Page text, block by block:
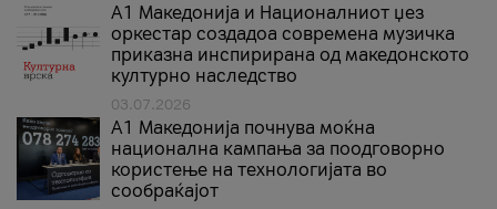
А1 Македонија и Националниот џез
оркестар создадоа современа музичка
приказна инспирирана од македонското
културно наследство
03.07.2026
A1 Македонија почнува моќна
национална кампања за поодговорно
користење на технологијата во
сообраќајот